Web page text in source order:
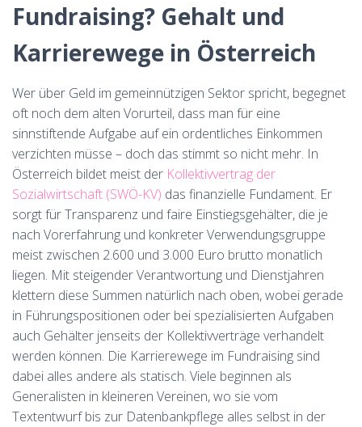
Fundraising? Gehalt und
Karrierewege in Österreich
Wer über Geld im gemeinnützigen Sektor spricht, begegnet
oft noch dem alten Vorurteil, dass man für eine
sinnstiftende Aufgabe auf ein ordentliches Einkommen
verzichten müsse – doch das stimmt so nicht mehr. In
Österreich bildet meist der Kollektivvertrag der
Sozialwirtschaft (SWÖ-KV) das finanzielle Fundament. Er
sorgt für Transparenz und faire Einstiegsgehälter, die je
nach Vorerfahrung und konkreter Verwendungsgruppe
meist zwischen 2.600 und 3.000 Euro brutto monatlich
liegen. Mit steigender Verantwortung und Dienstjahren
klettern diese Summen natürlich nach oben, wobei gerade
in Führungspositionen oder bei spezialisierten Aufgaben
auch Gehälter jenseits der Kollektivverträge verhandelt
werden können. Die Karrierewege im Fundraising sind
dabei alles andere als statisch. Viele beginnen als
Generalisten in kleineren Vereinen, wo sie vom
Textentwurf bis zur Datenbankpflege alles selbst in der